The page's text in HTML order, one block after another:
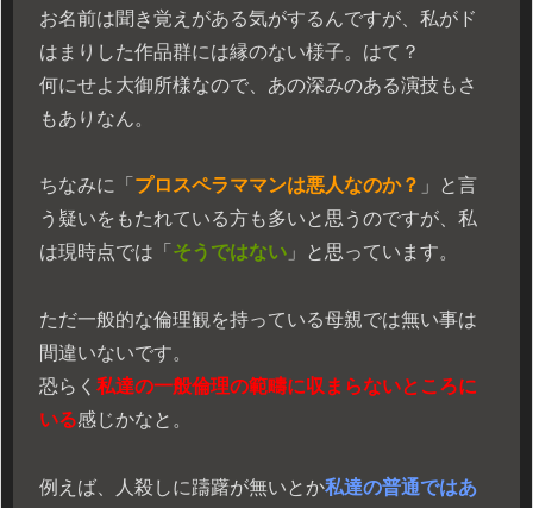
お名前は聞き覚えがある気がするんですが、私がド
はまりした作品群には縁のない様子。はて？
何にせよ大御所様なので、あの深みのある演技もさ
もありなん。
ちなみに「 プロスペラママンは悪人なのか？ 」と言
う疑いをもたれている方も多いと思うのですが、私
は現時点では「 そうではない 」と思っています。
ただ一般的な倫理観を持っている母親では無い事は
間違いないです。
恐らく 私達の一般倫理の範疇に収まらないところに
いる感じかなと。
例えば、人殺しに躊躇が無いとか私達の普通ではあ